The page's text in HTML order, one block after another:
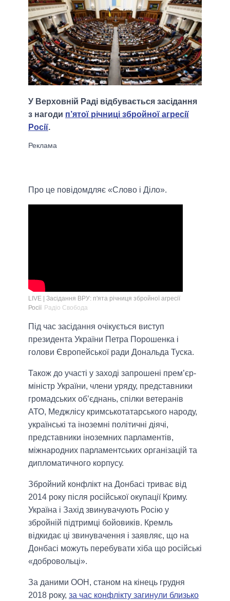
У Верховній Раді відбувається засідання
з нагоди п’ятої річниці збройної агресії
Росії.
Про це повідомдляє «Слово і Діло».
LIVE | Засідання ВРУ: п'ята річниця збройної агресії
Росії Радіо Свобода
Під час засідання очікується виступ
президента України Петра Порошенка і
голови Європейської ради Дональда Туска.
Також до участі у заході запрошені прем’єр-
міністр України, члени уряду, представники
громадських об’єднань, спілки ветеранів
АТО, Меджлісу кримськотатарського народу,
українські та іноземні політичні діячі,
представники іноземних парламентів,
міжнародних парламентських організацій та
дипломатичного корпусу.
Збройний конфлікт на Донбасі триває від
2014 року після російської окупації Криму.
Україна і Захід звинувачують Росію у
збройній підтримці бойовиків. Кремль
відкидає ці звинувачення і заявляє, що на
Донбасі можуть перебувати хіба що російські
«добровольці».
За даними ООН, станом на кінець грудня
2018 року, за час конфлікту загинули близько